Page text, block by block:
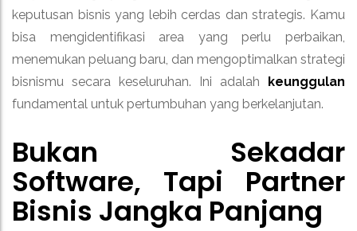
keputusan bisnis yang lebih cerdas dan strategis. Kamu
bisa mengidentifikasi area yang perlu perbaikan,
menemukan peluang baru, dan mengoptimalkan strategi
bisnismu secara keseluruhan. Ini adalah keunggulan
fundamental untuk pertumbuhan yang berkelanjutan.
Bukan Sekadar
Software, Tapi Partner
Bisnis Jangka Panjang